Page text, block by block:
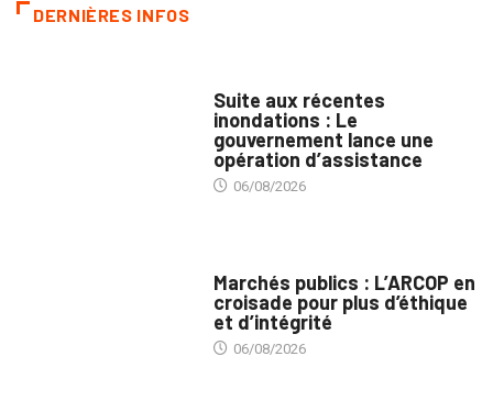
DERNIÈRES INFOS
Suite aux récentes
inondations : Le
gouvernement lance une
opération d’assistance
06/08/2026
Marchés publics : L’ARCOP en
croisade pour plus d’éthique
et d’intégrité
06/08/2026